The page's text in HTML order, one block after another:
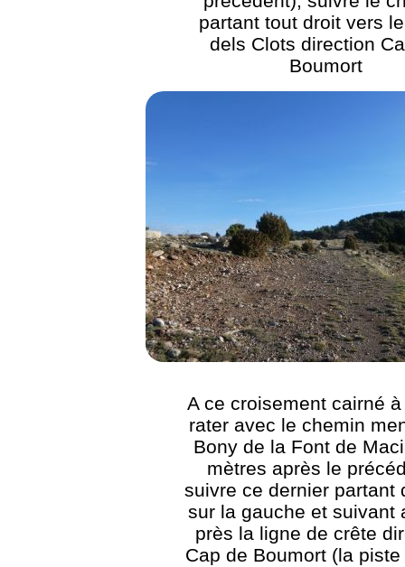
partant tout droit vers
dels Clots direction
Boumort
A ce croisement cairné
rater avec le chemin
Bony de la Font de
mètres après le
suivre ce dernier partant
sur la gauche et suivant
près la ligne de crête
Cap de Boumort (la